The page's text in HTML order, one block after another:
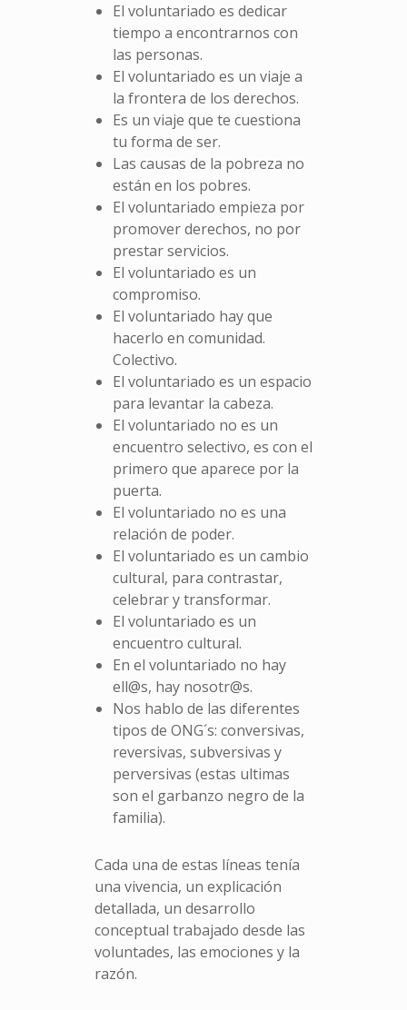
El voluntariado es dedicar
tiempo a encontrarnos con
las personas.
El voluntariado es un viaje a
la frontera de los derechos.
Es un viaje que te cuestiona
tu forma de ser.
Las causas de la pobreza no
están en los pobres.
El voluntariado empieza por
promover derechos, no por
prestar servicios.
El voluntariado es un
compromiso.
El voluntariado hay que
hacerlo en comunidad.
Colectivo.
El voluntariado es un espacio
para levantar la cabeza.
El voluntariado no es un
encuentro selectivo, es con el
primero que aparece por la
puerta.
El voluntariado no es una
relación de poder.
El voluntariado es un cambio
cultural, para contrastar,
celebrar y transformar.
El voluntariado es un
encuentro cultural.
En el voluntariado no hay
ell@s, hay nosotr@s.
Nos hablo de las diferentes
tipos de ONG´s: conversivas,
reversivas, subversivas y
perversivas (estas ultimas
son el garbanzo negro de la
familia).
Cada una de estas líneas tenía
una vivencia, un explicación
detallada, un desarrollo
conceptual trabajado desde las
voluntades, las emociones y la
razón.